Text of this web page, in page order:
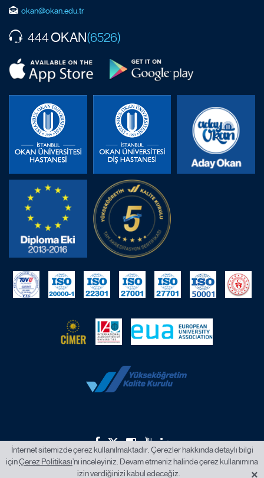
okan@okan.edu.tr
444OKAN(6526)
2026 © İstanbul Okan Üniversitesi.
İnternet sitemizde çerez kullanılmaktadır. Çerezler hakkında detaylı bilgi
içinÇerez Politikası’nı inceleyiniz. Devam etmeniz halinde çerez kullanımına
izin verdiğinizi kabul edeceğiz.